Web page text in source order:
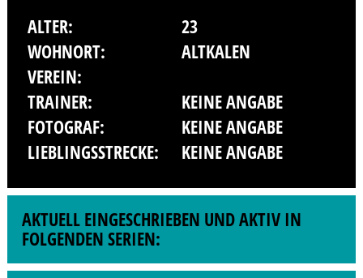
ALTER:
23
WOHNORT:
ALTKALEN
VEREIN:
TRAINER:
KEINE ANGABE
FOTOGRAF:
KEINE ANGABE
LIEBLINGSSTRECKE:
KEINE ANGABE
AKTUELL EINGESCHRIEBEN UND AKTIV IN
FOLGENDEN SERIEN: